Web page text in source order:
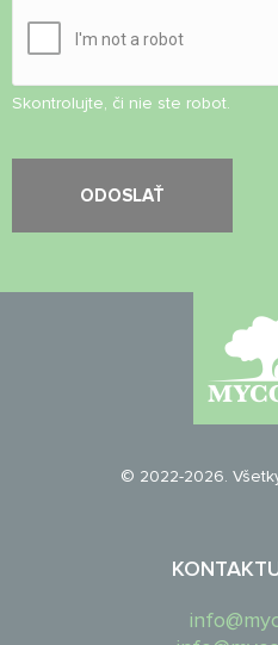
Skontrolujte, či nie ste robot.
© 2022-2026.